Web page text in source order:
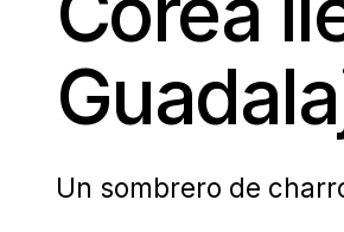
Un sombrero de